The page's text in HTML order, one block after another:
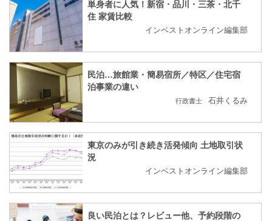
単身者に人気！新宿・品川・三茶・北千
住 家賃比較
インベストオンライン編集部
民泊…旅館業・簡易宿所／特区／住宅宿
泊事業の違い
行政書士 石井くるみ
東京のみが引き続き活発傾向 土地取引状
況
インベストオンライン編集部
良い民泊とは？レビュー他、予約段階の